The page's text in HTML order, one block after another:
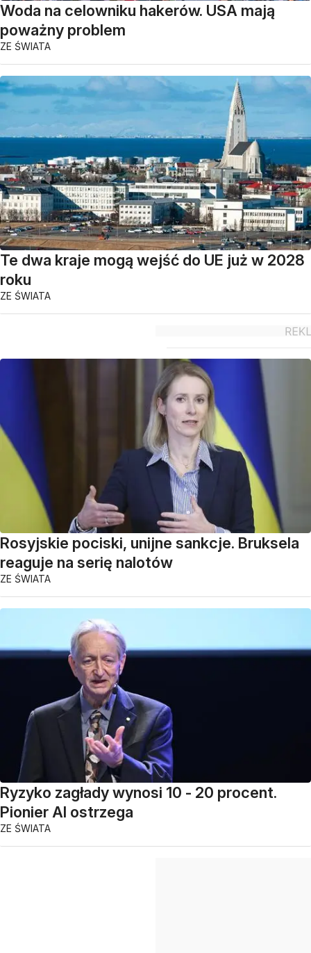
Woda na celowniku hakerów. USA mają
poważny problem
ZE ŚWIATA
Te dwa kraje mogą wejść do UE już w 2028
roku
ZE ŚWIATA
Rosyjskie pociski, unijne sankcje. Bruksela
reaguje na serię nalotów
ZE ŚWIATA
Ryzyko zagłady wynosi 10 - 20 procent.
Pionier AI ostrzega
ZE ŚWIATA